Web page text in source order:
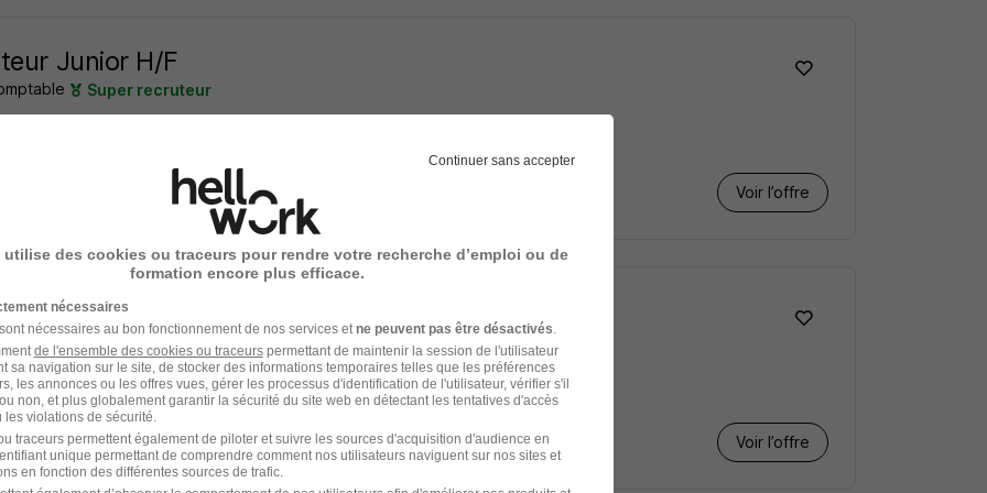
Junior H/F
Super recruteur
Voir l’offre
Junior H/F
Super recruteur
- 34 CDI 30 000 - 35 000 € / an
Voir l’offre
jours
Continuer sans accepter
utilise des cookies ou traceurs pour rendre votre recherche d’emploi ou de
formation encore plus efficace.
nécessaires
nécessaires au bon fonctionnement de nos services et ne peuvent pas être désactivés
de l'ensemble des cookies ou traceurspermettant de maintenir la session de l'utilisateur
sa navigation sur le site, de stocker des informations temporaires telles que les préférences
les annonces ou les offres vues, gérer les processus d'identification de l'utilisateur, vérifier s'il
non, et plus globalement garantir la sécurité du site web en détectant les tentatives d'accès
violations de sécurité.
traceurs permettent également de piloter et suivre les sources d'acquisition d'audience en
unique permettant de comprendre comment nos utilisateurs naviguent sur nos sites et
en fonction des différentes sources de trafic.